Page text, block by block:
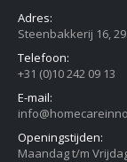
Adres:
Steenbakkerij 16,
Telefoon:
+31 (0)10 242 09 13
E-mail:
Openingstijden:
Maandag t/m